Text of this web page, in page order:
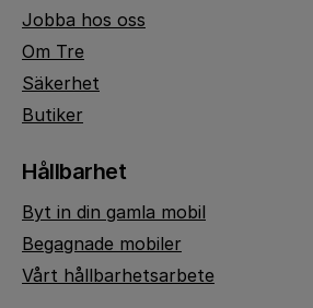
Jobba hos oss
Om Tre
Säkerhet
Butiker
Hållbarhet
Byt in din gamla mobil
Begagnade mobiler
Vårt hållbarhetsarbete